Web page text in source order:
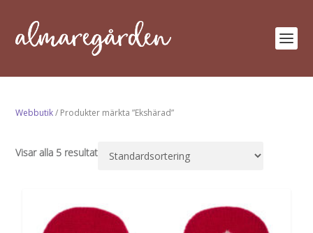
Webbutik/ Produkter märkta ”Ekshärad”
Visar alla 5 resultat